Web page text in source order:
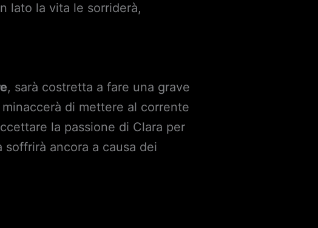
lato la vita le sorriderà,
, sarà costretta a fare una grave
di mettere al corrente
la passione di Clara per
ancora a causa dei